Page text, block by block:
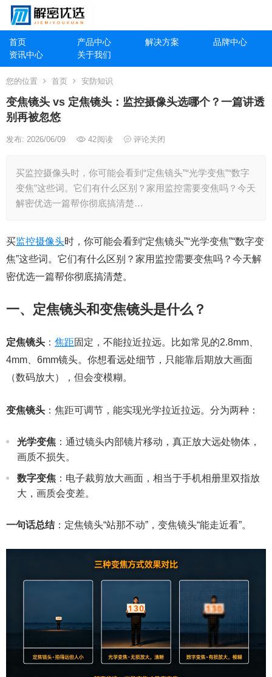
首页 产品中心 解决方案
品牌中心
资讯中心
关于我们
您的位置 首页 安防知识
变焦镜头 vs 定焦镜头：监控摄像头选哪个？一篇讲透
别再被忽悠
发布: 2026/06/09 42阅读 评论关闭
买监控摄像头时，你可能会看到“定焦镜头”“光学变焦”“数字
变焦”这些词。它们有什么区别？家用监控需要变焦吗？今天
解密优选一篇帮你彻底搞清楚…
买监控摄像头时，你可能会看到“定焦镜头”“光学变焦”“数字变
焦”这些词。它们有什么区别？家用监控需要变焦吗？今天解
密优选一篇帮你彻底搞清楚。
一、定焦镜头和变焦镜头是什么？
定焦镜头 ： 焦距固定，不能拉近拉远。比如常见的2.8mm、
4mm、6mm镜头。你想看远处细节，只能靠后期放大画面
（数码放大），但会变模糊。
变焦镜头 ：焦距可调节，能实现光学拉近拉远。分为两种：
光学变焦 ：通过镜头内部镜片移动，真正放大远处物体，
画质不损失。
数字变焦 ：电子裁剪放大画面，相当于手机相册里双指放
大，画质会变差。
一句话总结：定焦镜头“站那不动”，变焦镜头“能走近看”。